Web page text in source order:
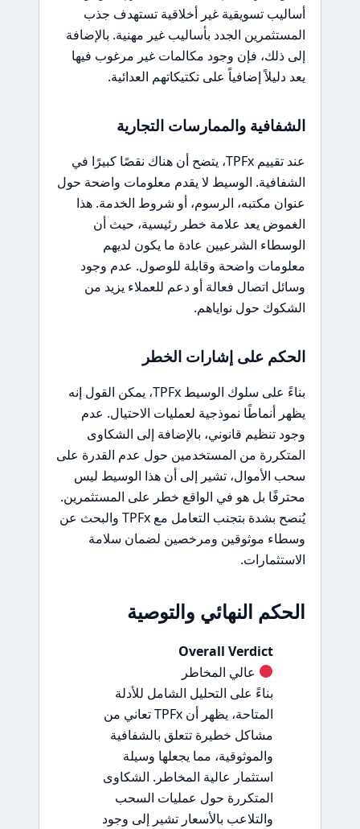
أساليب تسويقية غير أخلاقية تستهدف جذب
المستثمرين الجدد بأساليب غير مهنية. بالإضافة
إلى ذلك، فإن وجود مكالمات غير مرغوب فيها
يعد دليلاً إضافياً على تكتيكاتهم العدائية.
الشفافية والممارسات التجارية
عند تقييم TPFx، يتضح أن هناك نقصًا كبيرًا في
الشفافية. الوسيط لا يقدم معلومات واضحة حول
عنوان مكتبه، الرسوم، أو شروط الخدمة. هذا
الغموض يعد علامة خطر رئيسية، حيث أن
الوسطاء الشرعيين عادة ما يكون لديهم
معلومات واضحة وقابلة للوصول. عدم وجود
وسائل اتصال فعالة أو دعم للعملاء يزيد من
الشكوك حول نواياهم.
الحكم على إشارات الخطر
بناءً على سلوك الوسيط TPFx، يمكن القول إنه
يظهر أنماطًا نموذجية لعمليات الاحتيال. عدم
وجود تنظيم قانوني، بالإضافة إلى الشكاوى
المتكررة من المستخدمين حول عدم القدرة على
سحب الأموال، تشير إلى أن هذا الوسيط ليس
محترفًا بل هو في الواقع خطر على المستثمرين.
يُنصح بشدة بتجنب التعامل مع TPFx والبحث عن
وسطاء موثوقين ومرخصين لضمان سلامة
الاستثمارات.
الحكم النهائي والتوصية
Overall Verdict
عالي المخاطر
بناءً على التحليل الشامل للأدلة
المتاحة، يظهر أن TPFx تعاني من
مشاكل خطيرة تتعلق بالشفافية
والموثوقية، مما يجعلها وسيلة
استثمار عالية المخاطر. الشكاوى
المتكررة حول عمليات السحب
والتلاعب بالأسعار تشير إلى وجود